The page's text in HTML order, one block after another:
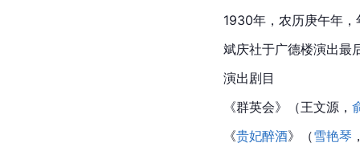
1930年，农历庚午年，
斌庆社于广德楼演出最
演出剧目
《群英会》（王文源 ，
《贵妃醉酒》（雪艳琴